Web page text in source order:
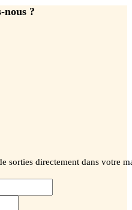
nous ?
sorties directement dans votre